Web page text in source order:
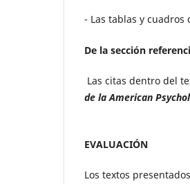
- Las tablas y
De la sección
Las citas dentro del
de la American
EVALUACIÓN
Los textos